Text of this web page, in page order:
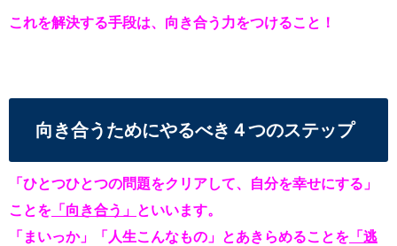
これを解決する手段は、向き合う力をつけること！
向き合うためにやるべき４つのステップ
「ひとつひとつの問題をクリアして、自分を幸せにする」
ことを 「向き合う」 といいます。
「まいっか」「人生こんなもの」とあきらめることを 「逃